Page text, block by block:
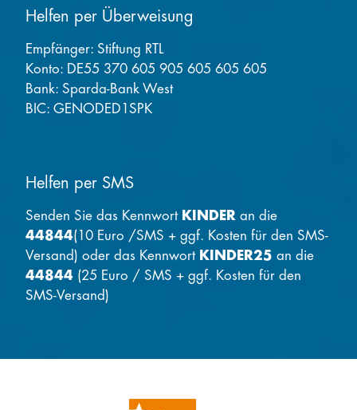
Helfen per Überweisung
Empfänger: Stiftung RTL
Konto: DE55 370 605 905 605 605 605
Bank: Sparda-Bank West
BIC: GENODED1SPK
Helfen per SMS
Senden Sie das Kennwort KINDER an die
44844(10 Euro /SMS + ggf. Kosten für den SMS-
Versand) oder das Kennwort KINDER25 an die
44844 (25 Euro / SMS + ggf. Kosten für den
SMS-Versand)